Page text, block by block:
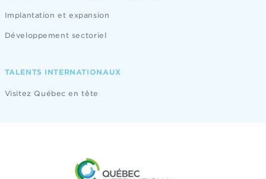
Implantation et expansion
Développement sectoriel
TALENTS INTERNATIONAUX
Visitez Québec en tête